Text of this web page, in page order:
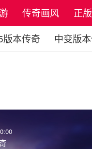
传奇画风
正
版本传奇 中变版